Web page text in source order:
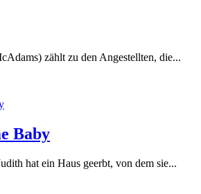
zählt zu den Angestellten, die...
Baby
hat ein Haus geerbt, von dem sie...